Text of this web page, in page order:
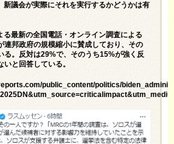
新議会が実際にそれを実行するかどうかは有
る最新の全国電話・オンライン調査による
連邦政府の規模縮小に賛成しており、その
る。反対は29%で、そのうち15%が強く反
と回答している。
public_content/politics/